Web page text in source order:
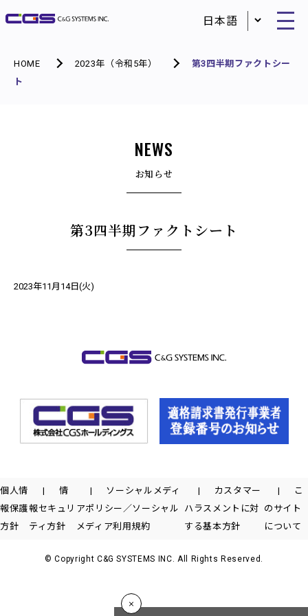
HOME 2023年（令和5年）
第3四半期ファクトシー
ト
NEWS
お知らせ
第3四半期ファクトシート
2023年11月14日(火)
個人情
報保護
方針
情
報セキュリ
ティ方針
ソーシャルメディ
アポリシー／ソーシャル
メディア利用規約
カスタマー
ハラスメントに対
する基本方針
こ
のサイト
について
© Copyright C&G SYSTEMS INC. All Rights Reserved.